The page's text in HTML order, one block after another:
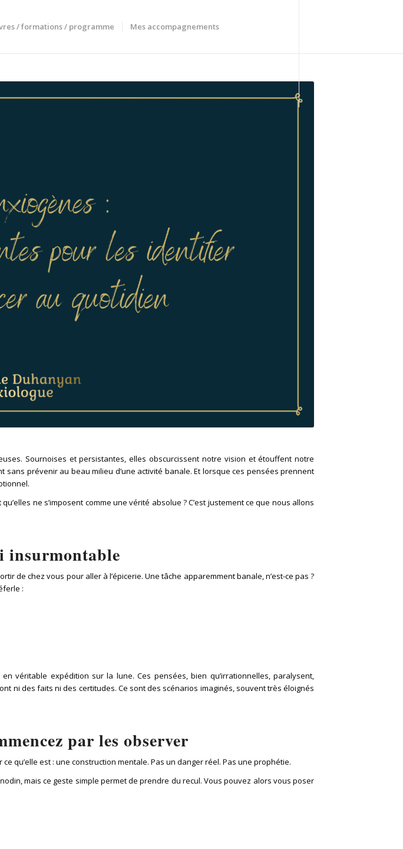
/ formations / programme Mes accompagnements
Sournoises et persistantes, elles obscurcissent notre vision et étouffent notre
prévenir au beau milieu d’une activité banale. Et lorsque ces pensées prennent
ne s’imposent comme une vérité absolue ? C’est justement ce que nous allons
insurmontable
de chez vous pour aller à l’épicerie. Une tâche apparemment banale, n’est-ce pas ?
:
véritable expédition sur la lune. Ces pensées, bien qu’irrationnelles, paralysent,
ni des faits ni des certitudes. Ce sont des scénarios imaginés, souvent très éloignés
par les observer
qu’elle est : une construction mentale. Pas un danger réel. Pas une prophétie.
mais ce geste simple permet de prendre du recul. Vous pouvez alors vous poser